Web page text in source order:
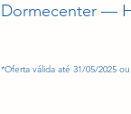
Dormecenter —
*Oferta válida até 31/05/2025